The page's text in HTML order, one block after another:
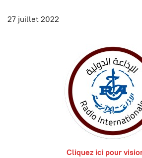
27 juillet 2022
Cliquez ici pour